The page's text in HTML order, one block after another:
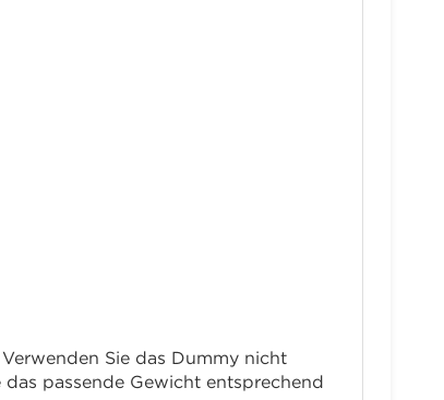
Sie das Dummy nicht
passende Gewicht entsprechend